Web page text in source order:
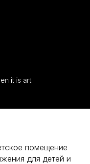
it is art
помещение
для детей и